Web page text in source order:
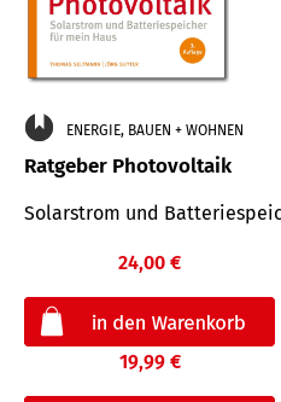
ENERGIE, BAUEN + WOHNEN
Ratgeber Photovoltaik
Solarstrom und
24,00 €
19,99 €